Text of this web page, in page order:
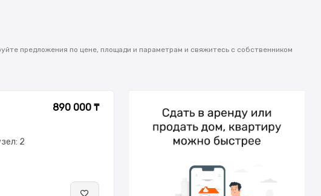
предложения по цене, площади и параметрам и свяжитесь с собственником
890 000 ₸
2